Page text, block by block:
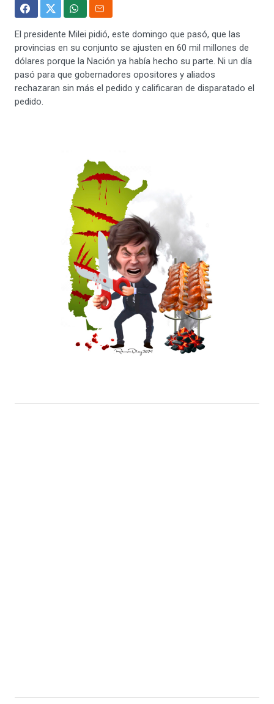
El presidente Milei pidió, este domingo que pasó, que las
provincias en su conjunto se ajusten en 60 mil millones de
dólares porque la Nación ya había hecho su parte. Ni un día
pasó para que gobernadores opositores y aliados
rechazaran sin más el pedido y calificaran de disparatado el
pedido.